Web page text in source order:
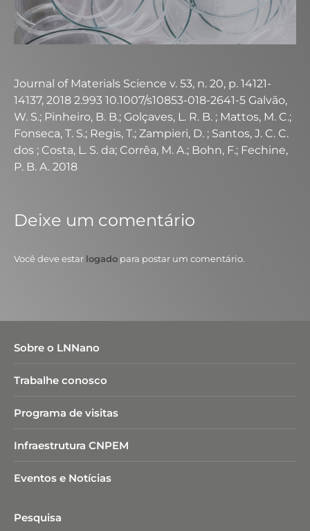
Journal of Materials Science v. 53, n. 20, p. 14121-
14137, 2018 2.993 10.1007/s10853-018-2641-5 Galvão,
W. S.; Pinheiro, B. B.; Golçaves, L. R. B. ; Mattos, M. C.;
Fonseca, T. S.; Regis, T.; Zampieri, D. ; Santos, J. C. C.
dos ; Costa, L. S. da; Corrêa, M. A.; Bohn, F.; Fechine,
P. B. A. 2018
Deixe um comentário
Você deve estar logado para postar um comentário.
Sobre o LNNano
Trabalhe conosco
Programa de visitas
Infraestrutura CNPEM
Eventos e Notícias
Pesquisa